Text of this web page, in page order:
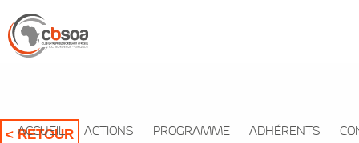
ACCUEIL ACTIONS PROGRAMME ADHÉRENTS
< RETOUR